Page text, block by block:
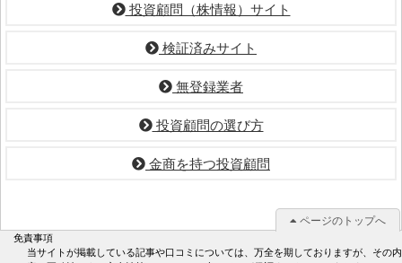
投資顧問（株情報）サイト
検証済みサイト
無登録業者
投資顧問の選び方
金商を持つ投資顧問
免責事項
当サイトが掲載している記事や口コミについては、万全を期しておりますが、その内
ページのトップへ